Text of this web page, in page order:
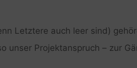
Letztere auch leer sind)
unser Projektanspruch – zur